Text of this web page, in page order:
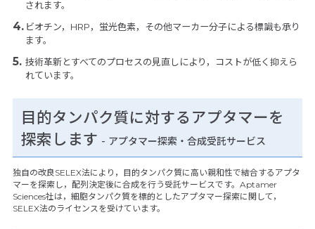
されます。
ビオチン，HRP，蛍光色素，その他マーカー分子による標識も承り
ます。
技術革新とすべてのプロセスの見直しにより，コストが低く抑えら
れています。
目的タンパク質に対するアプタマーを
探索します - アプタマー探索・合成受託サービス
独自の改良SELEX法により，目的タンパク質に高い親和性で結合するアプタ
マーを探索し，配列決定後に合成を行う受託サービスです。Aptamer
Sciences社は，細胞タンパク質を標的としたアプタマー探索に関して，
SELEX法のライセンスを受けています。